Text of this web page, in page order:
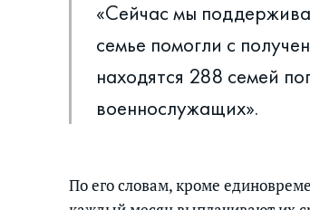
«Сейчас мы
семье помогли с
находятся 288 семей
военнослужащих».
По его словам, кроме